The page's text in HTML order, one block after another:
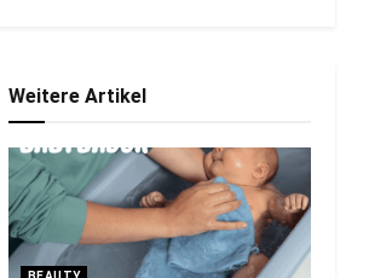
Weitere Artikel